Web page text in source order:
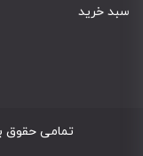
سبد خرید
تمامی حقوق